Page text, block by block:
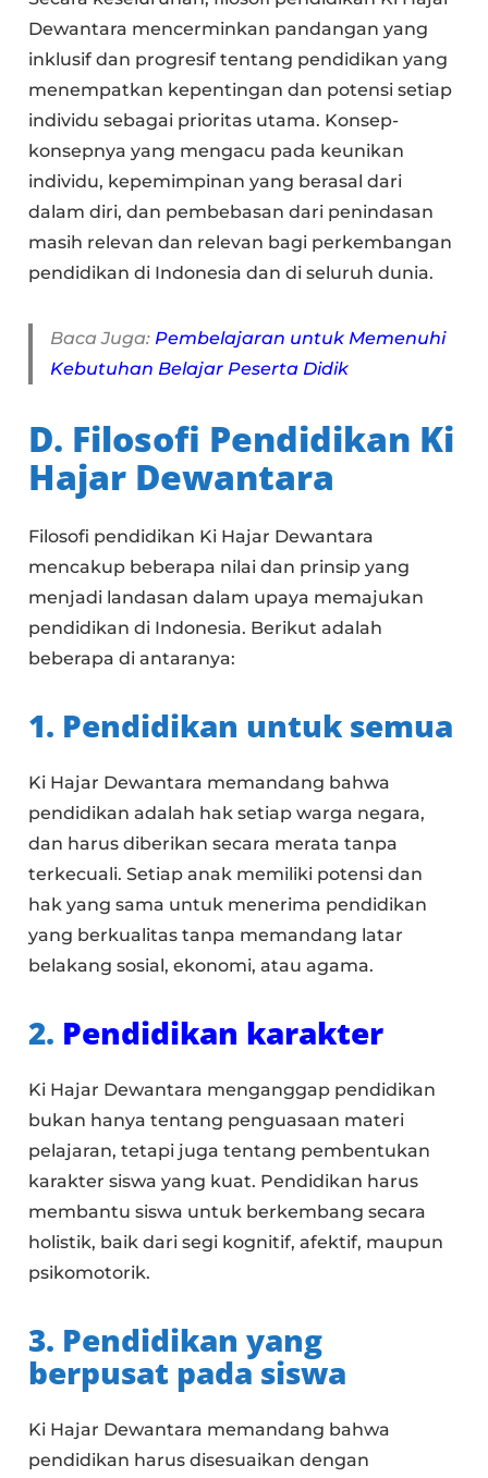
Dewantara mencerminkan pandangan yang
inklusif dan progresif tentang pendidikan yang
menempatkan kepentingan dan potensi setiap
individu sebagai prioritas utama. Konsep-
konsepnya yang mengacu pada keunikan
individu, kepemimpinan yang berasal dari
dalam diri, dan pembebasan dari penindasan
masih relevan dan relevan bagi perkembangan
pendidikan di Indonesia dan di seluruh dunia.
Baca Juga: Pembelajaran untuk Memenuhi
Kebutuhan Belajar Peserta Didik
D. Filosofi Pendidikan Ki
Hajar Dewantara
Filosofi pendidikan Ki Hajar Dewantara
mencakup beberapa nilai dan prinsip yang
menjadi landasan dalam upaya memajukan
pendidikan di Indonesia. Berikut adalah
beberapa di antaranya:
1. Pendidikan untuk semua
Ki Hajar Dewantara memandang bahwa
pendidikan adalah hak setiap warga negara,
dan harus diberikan secara merata tanpa
terkecuali. Setiap anak memiliki potensi dan
hak yang sama untuk menerima pendidikan
yang berkualitas tanpa memandang latar
belakang sosial, ekonomi, atau agama.
2. Pendidikan karakter
Ki Hajar Dewantara menganggap pendidikan
bukan hanya tentang penguasaan materi
pelajaran, tetapi juga tentang pembentukan
karakter siswa yang kuat. Pendidikan harus
membantu siswa untuk berkembang secara
holistik, baik dari segi kognitif, afektif, maupun
psikomotorik.
3. Pendidikan yang
berpusat pada siswa
Ki Hajar Dewantara memandang bahwa
pendidikan harus disesuaikan dengan